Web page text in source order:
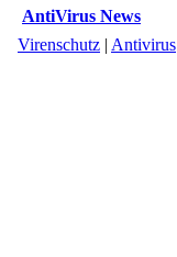
AntiVirus News
Virenschutz | Antivirus